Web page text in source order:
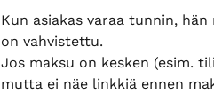
Kun asiakas varaa tunnin,
on vahvistettu.
Jos maksu on kesken (esim.
mutta ei näe linkkiä ennen